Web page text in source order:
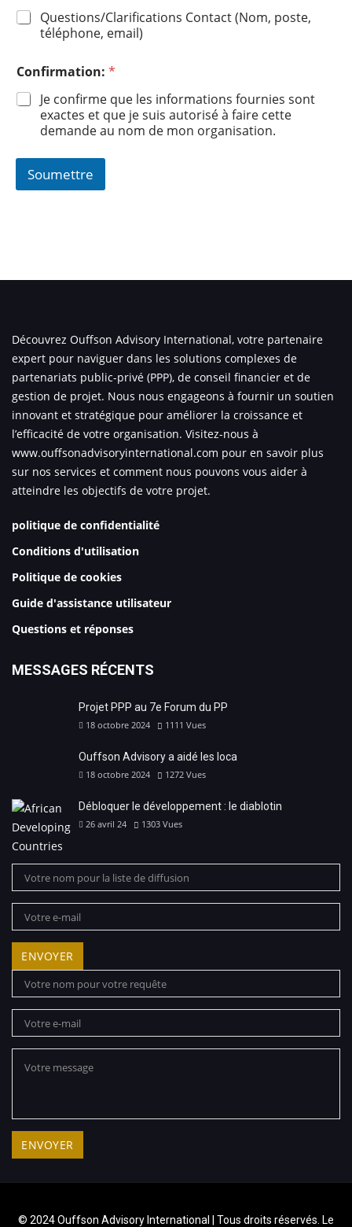
Questions/Clarifications Contact (Nom, poste,
téléphone, email)
Confirmation: *
Je confirme que les informations fournies sont
exactes et que je suis autorisé à faire cette
demande au nom de mon organisation.
Soumettre
Découvrez Ouffson Advisory International, votre partenaire
expert pour naviguer dans les solutions complexes de
partenariats public-privé (PPP), de conseil financier et de
gestion de projet. Nous nous engageons à fournir un soutien
innovant et stratégique pour améliorer la croissance et
l’efficacité de votre organisation. Visitez-nous à
www.ouffsonadvisoryinternational.com pour en savoir plus
sur nos services et comment nous pouvons vous aider à
atteindre les objectifs de votre projet.
politique de confidentialité
Conditions d'utilisation
Politique de cookies
Guide d'assistance utilisateur
Questions et réponses
MESSAGES RÉCENTS
Projet PPP au 7e Forum du PP
18 octobre 2024 1111 Vues
Ouffson Advisory a aidé les loca
18 octobre 2024 1272 Vues
Débloquer le développement : le diablotin
26 avril 24 1303 Vues
© 2024 Ouffson Advisory International | Tous droits réservés. Le